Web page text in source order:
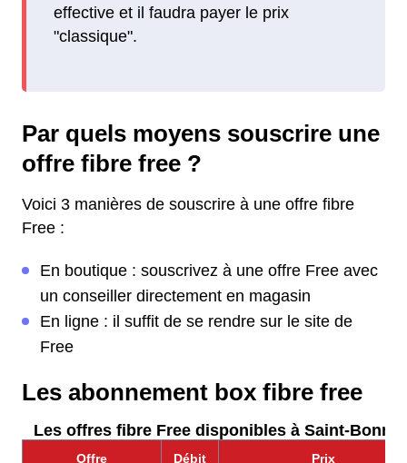
effective et il faudra payer le prix
"classique".
Par quels moyens souscrire une
offre fibre free ?
Voici 3 manières de souscrire à une offre fibre
Free :
En boutique : souscrivez à une offre Free avec
un conseiller directement en magasin
En ligne : il suffit de se rendre sur le site de
Free
Les abonnement box fibre free
Les offres fibre Free disponibles à Saint-
Offre Débit Prix